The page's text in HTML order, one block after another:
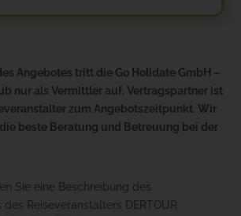
Angebotes tritt die Go Holidate GmbH –
nur als Vermittler auf. Vertragspartner ist
zum Angebotszeitpunkt. Wir
beste Beratung und Betreuung bei der
Sie eine Beschreibung des
Reiseveranstalters DERTOUR